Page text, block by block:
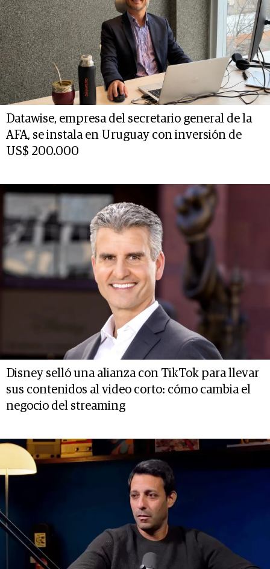
Datawise, empresa del secretario general de la
AFA, se instala en Uruguay con inversión de
US$ 200.000
Disney selló una alianza con TikTok para llevar
sus contenidos al video corto: cómo cambia el
negocio del streaming